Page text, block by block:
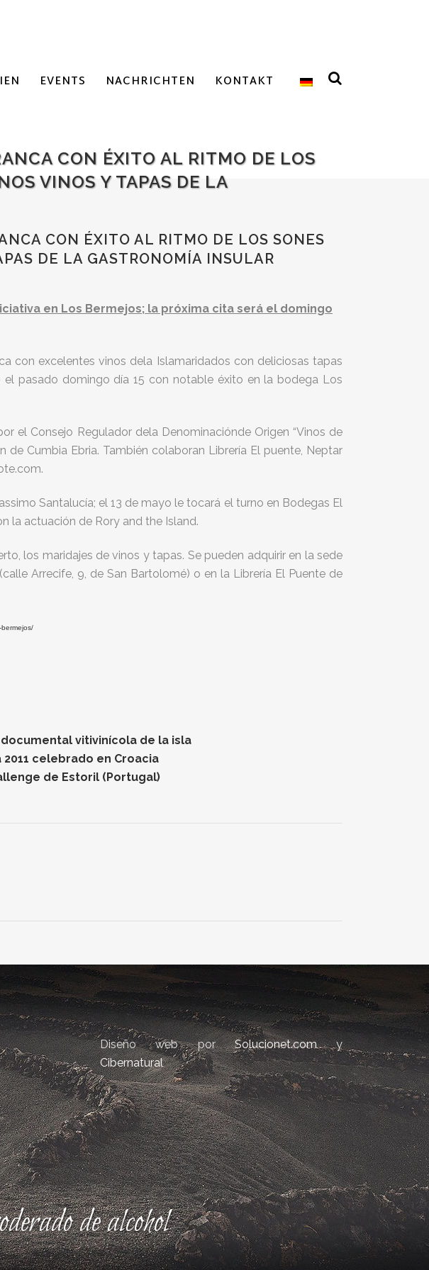
EVENTS NACHRICHTEN KONTAKT
CON ÉXITO AL RITMO DE LOS
VINOS Y TAPAS DE LA
CON ÉXITO AL RITMO DE LOS SONES
DE LA GASTRONOMÍA INSULAR
en Los Bermejos; la próxima cita será el domingo
con excelentes vinos dela Islamaridados con deliciosas tapas
pasado domingo día 15 con notable éxito en la bodega Los
el Consejo Regulador dela Denominaciónde Origen “Vinos de
Cumbia Ebria. También colaboran Librería El puente, Neptar
Santalucía; el 13 de mayo le tocará el turno en Bodegas El
la actuación de Rory and the Island.
los maridajes de vinos y tapas. Se pueden adquirir en la sede
Arrecife, 9, de San Bartolomé) o en la Librería El Puente de
vitivinícola de la isla
2011 celebrado en Croacia
de Estoril (Portugal)
Diseño web porSolucionet.comy
Cibernatural
de alcohol